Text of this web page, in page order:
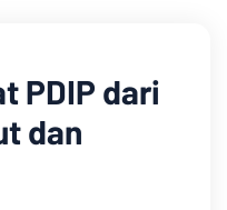
PDIP dari
dan